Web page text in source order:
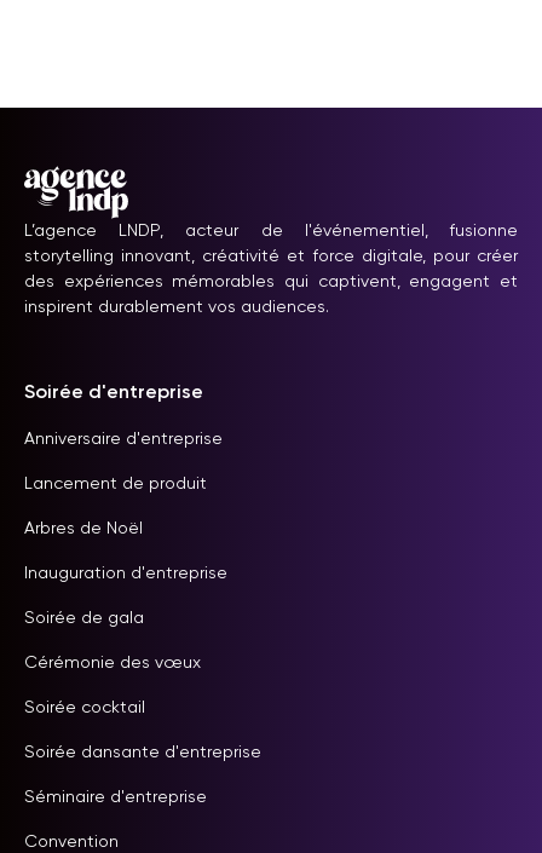
L’agence LNDP, acteur de l'événementiel, fusionne
storytelling innovant, créativité et force digitale, pour créer
des expériences mémorables qui captivent, engagent et
inspirent durablement vos audiences.
Soirée d'entreprise
Anniversaire d'entreprise
Lancement de produit
Arbres de Noël
Inauguration d'entreprise
Soirée de gala
Cérémonie des vœux
Soirée cocktail
Soirée dansante d'entreprise
Séminaire d'entreprise
Convention